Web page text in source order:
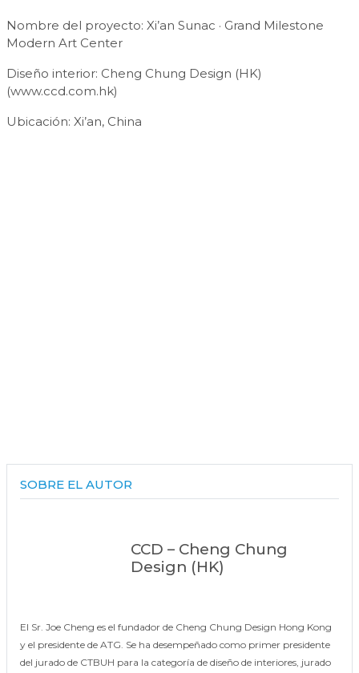
Nombre del proyecto: Xi’an Sunac · Grand Milestone
Modern Art Center
Diseño interior: Cheng Chung Design (HK)
(www.ccd.com.hk)
Ubicación: Xi’an, China
SOBRE EL AUTOR
CCD – Cheng Chung
Design (HK)
El Sr. Joe Cheng es el fundador de Cheng Chung Design Hong Kong
y el presidente de ATG. Se ha desempeñado como primer presidente
del jurado de CTBUH para la categoría de diseño de interiores, jurado